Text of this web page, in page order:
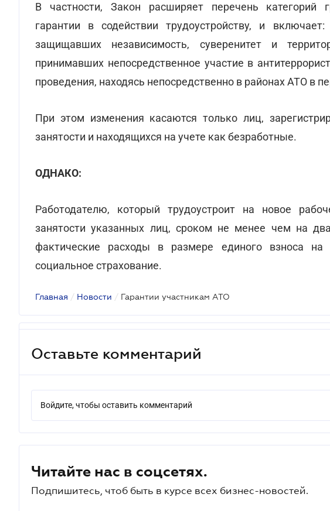
В частности, Закон расширяет перечень категорий
гарантии в содействии трудоустройству, и
защищавших независимость, суверенитет и
принимавших непосредственное участие в
проведения, находясь непосредственно в районах АТО в
При этом изменения касаются только лиц,
занятости и находящихся на учете как безработные.
ОДНАКО:
Работодателю, который трудоустроит на новое
занятости указанных лиц, сроком не менее чем на
фактические расходы в размере единого взноса на
социальное страхование.
Главная / Новости / Гарантии участникам АТО
Оставьте комментарий
Войдите, чтобы оставить комментарий
Читайте нас в соцсетях.
Подпишитесь, чтоб быть в курсе всех бизнес-новостей.